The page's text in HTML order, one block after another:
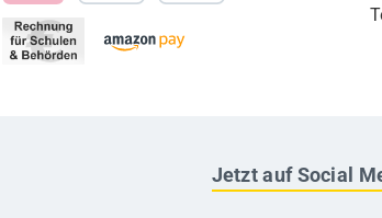
Jetzt auf Social